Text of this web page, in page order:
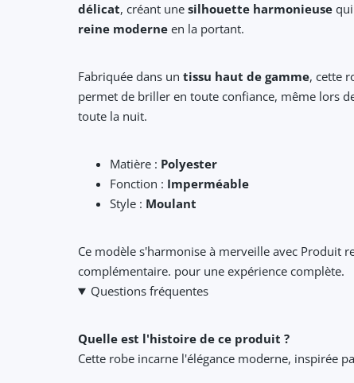
délicat, créant une silhouette harmonieuse
reine moderne en la portant.
Fabriquée dans un tissu haut de gamme, cette
permet de briller en toute confiance, même lors
toute la nuit.
Matière : Polyester
Fonction : Imperméable
Style : Moulant
Ce modèle s'harmonise à merveille avec Produit
complémentaire. pour une expérience complète.
Questions fréquentes
Quelle est l'histoire de ce produit ?
Cette robe incarne l'élégance moderne, inspirée